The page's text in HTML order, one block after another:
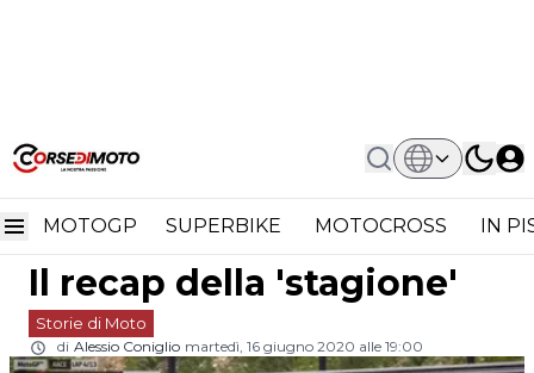
MOTOGP SUPERBIKE MOTOCROSS IN
Home Storie Di Moto
VirtualGP, Alex Márquez Vince In
VirtualGP, Alex Márquez
vince in MotoGP virtuale.
Il recap della 'stagione'
Storie di Moto
di Alessio Coniglio martedì, 16 giugno 2020 alle 19:00